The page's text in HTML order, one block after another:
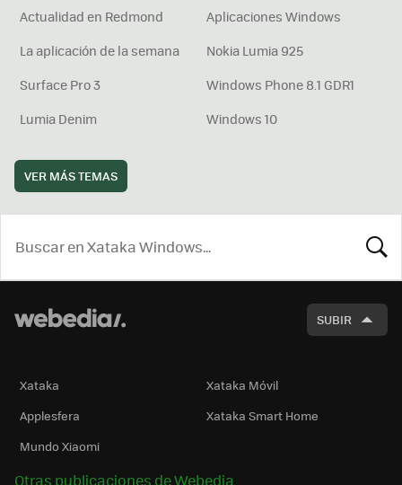
Actualidad en Redmond
Aplicaciones Windows
La aplicación de la semana
Nokia Lumia 925
Surface Pro 3
Windows Phone 8.1 GDR1
Lumia Denim
Windows 10
VER MÁS TEMAS
SUBIR
Xataka
Xataka Móvil
Applesfera
Xataka Smart Home
Mundo Xiaomi
Otras publicaciones de Webedia